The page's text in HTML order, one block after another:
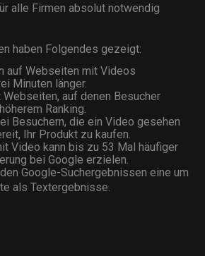
alle Firmen absolut notwendig
haben Folgendes gezeigt:
auf Webseiten mit Videos
Minuten länger.
auf denen Besucher
Ranking.
Besuchern, die ein Video gesehen
Ihr Produkt zu kaufen.
Video kann bis zu 53 Mal häufiger
bei Google erzielen.
Google-Suchergebnissen eine um
als Textergebnisse.